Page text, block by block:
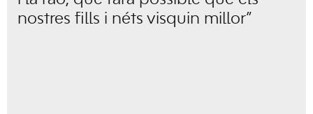
nostres fills i néts visquin millor”